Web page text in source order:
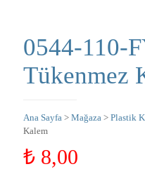
0544-110-
Tükenmez
Ana Sayfa > Mağaza > Plastik
Kalem
₺ 8,00